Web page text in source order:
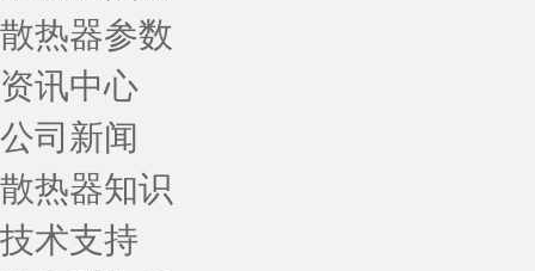
散热器参数
资讯中心
公司新闻
散热器知识
技术支持